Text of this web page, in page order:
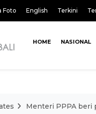
Foto English Terkini
HOME NASIONAL
Menteri PPPA beri